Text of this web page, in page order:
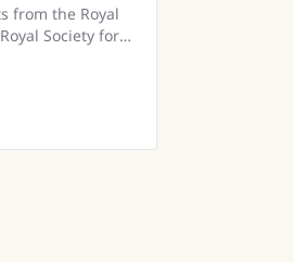
from the Royal
Society for
t...